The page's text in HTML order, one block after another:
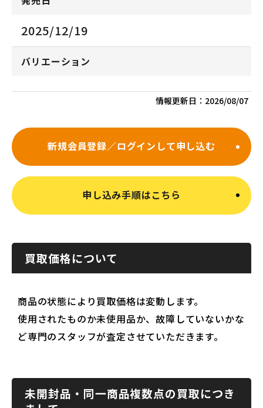
2025/12/19
バリエーション
情報更新日： 2026/08/07
新規会員登録／ログインして申し込む
申し込み手順はこちら
買取価格について
商品の状態により買取価格は変動します。
使用されたものか未使用品か、故障していないかな
ど専門のスタッフが査定させていただきます。
未開封品・同一商品複数点の買取につき